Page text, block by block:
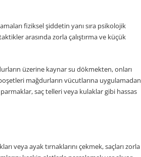
fiziksel şiddetin yanı sıra psikolojik
arasında zorla çalıştırma ve küçük
üzerine kaynar su dökmekten, onları
mağdurların vücutlarına uygulamadan
saç telleri veya kulaklar gibi hassas
veya ayak tırnaklarını çekmek, saçları zorla